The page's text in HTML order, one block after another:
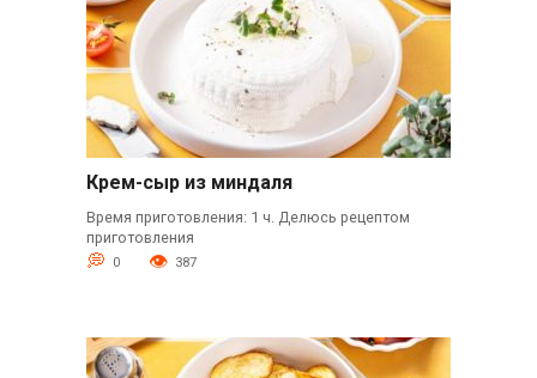
Крем-сыр из миндаля
Время приготовления: 1 ч. Делюсь рецептом
приготовления
0 387